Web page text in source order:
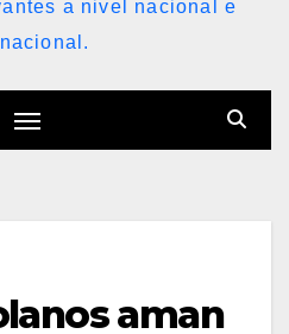
a nivel nacional e
aman